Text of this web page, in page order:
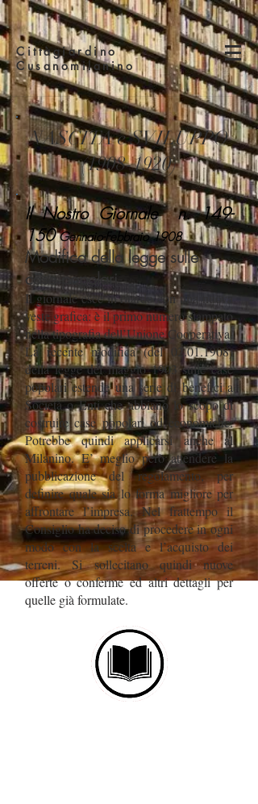
Cittàgiardino
Cusanomilanino
NASCITA e SVILUPPO
(1908-1920)
Il Nostro Giornale n. 149-
150Gennaio-Febbraio 1908
Modifica della legge sulle
case popolari
Il giornale esce in ritardo con una nuova
veste grafica: è il primo numero stampato
nella tipografia dell’Unione Cooperativa.
La recente modifica (del
02.01.1908)
della legge del maggio 1903 sulle case
popolari estende una serie di benefici a
Società o Enti che abbiano lo scopo di
costruire case popolari od economiche.
Potrebbe quindi applicarsi anche al
Milanino. E’ meglio però attendere la
pubblicazione del regolamento, per
definire quale sia lo forma migliore per
affrontare l’impresa. Nel frattempo il
Consiglio ha deciso di procedere in ogni
modo con la scelta e l’acquisto dei
terreni. Si sollecitano quindi nuove
offerte o conferme ed altri dettagli per
quelle già formulate.